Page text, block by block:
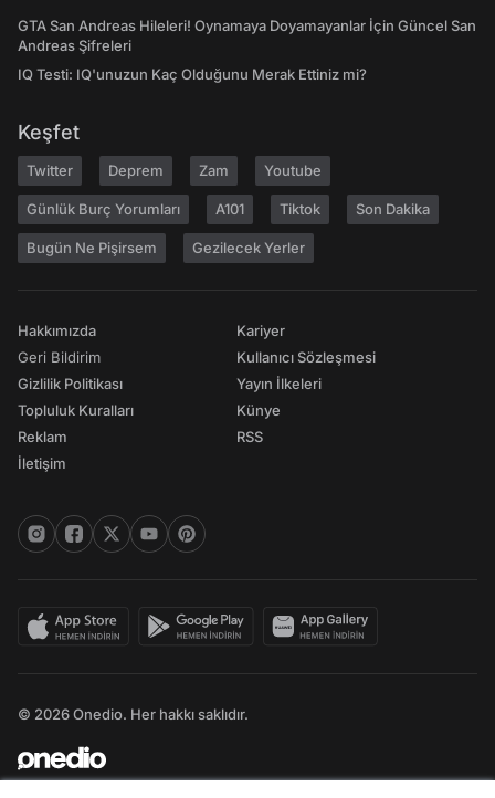
GTA San Andreas Hileleri! Oynamaya Doyamayanlar İçin Güncel San
Andreas Şifreleri
IQ Testi: IQ'unuzun Kaç Olduğunu Merak Ettiniz mi?
Keşfet
Twitter Deprem Zam Youtube
Günlük Burç Yorumları A101 Tiktok Son Dakika
Bugün Ne Pişirsem Gezilecek Yerler
Hakkımızda
Geri Bildirim
Gizlilik Politikası
Topluluk Kuralları
Reklam
İletişim
Kariyer
Kullanıcı Sözleşmesi
Yayın İlkeleri
Künye
RSS
© 2026 Onedio. Her hakkı saklıdır.